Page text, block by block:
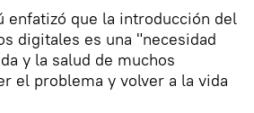
enfatizó que la introducción del
digitales es una "necesidad
y la salud de muchos
el problema y volver a la vida